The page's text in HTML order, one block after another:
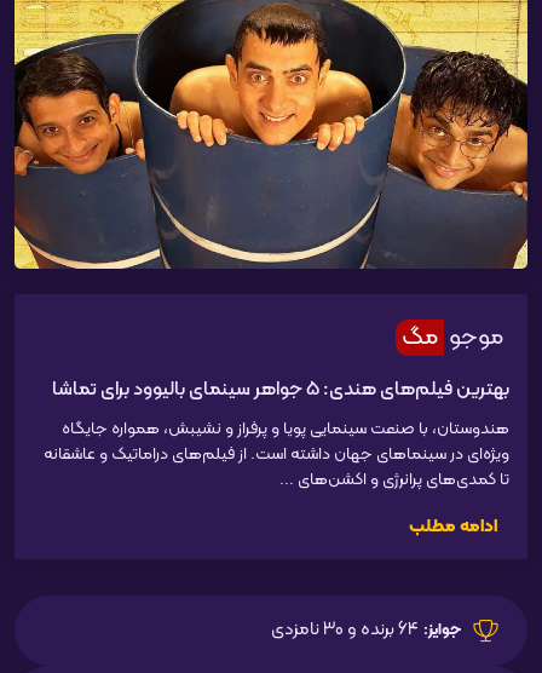
موجو مگ
بهترین فیلم‌های هندی: 5 جواهر سینمای بالیوود برای تماشا
هندوستان، با صنعت سینمایی پویا و پرفراز و نشیبش، همواره جایگاه
ویژه‌ای در سینماهای جهان داشته است. از فیلم‌های دراماتیک و عاشقانه
تا کمدی‌های پرانرژی و اکشن‌های ...
ادامه مطلب
جوایز: 64 برنده و 30 نامزدی